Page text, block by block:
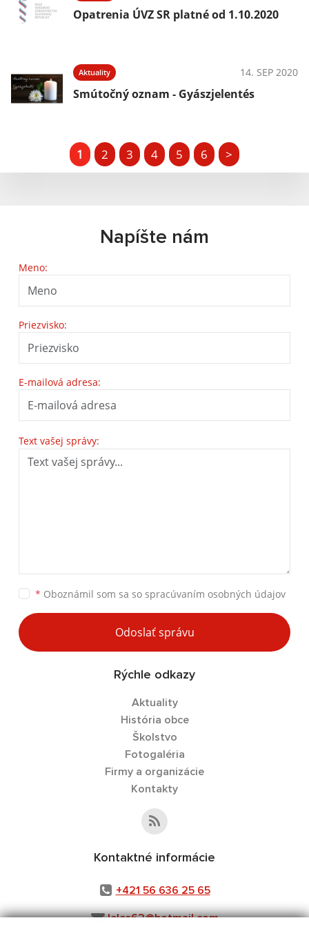
Opatrenia ÚVZ SR platné od 1.10.2020
Aktuality 14. SEP 2020
Smútočný oznam - Gyászjelentés
1 2 3 4 5 6 >
Napíšte nám
Meno:
Priezvisko:
E-mailová adresa:
Text vašej správy:
* Oboznámil som sa so spracúvaním osobných údajov
Odoslať správu
Rýchle odkazy
Aktuality
História obce
Školstvo
Fotogaléria
Firmy a organizácie
Kontakty
Kontaktné informácie
+421 56 636 25 65
leles62@hotmail.com